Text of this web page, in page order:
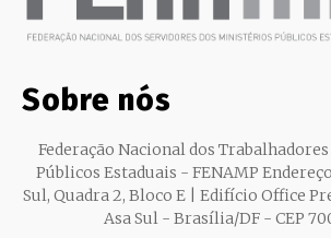
Sobre nós
Federação Nacional dos
Públicos Estaduais - FENAMP
Sul, Quadra 2, Bloco E | Edifício Office
Asa Sul - Brasília/DF - CEP